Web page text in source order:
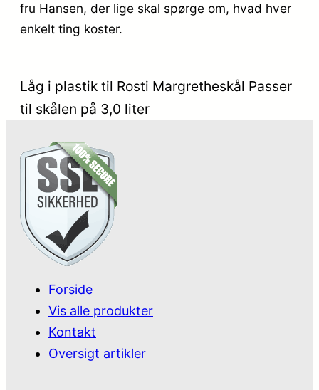
fru Hansen, der lige skal spørge om, hvad hver
enkelt ting koster.
Låg i plastik til Rosti Margretheskål Passer
til skålen på 3,0 liter
Forside
Vis alle produkter
Kontakt
Oversigt artikler